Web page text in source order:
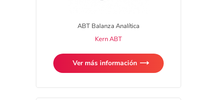
ABT Balanza Analítica
Kern ABT
Ver más información